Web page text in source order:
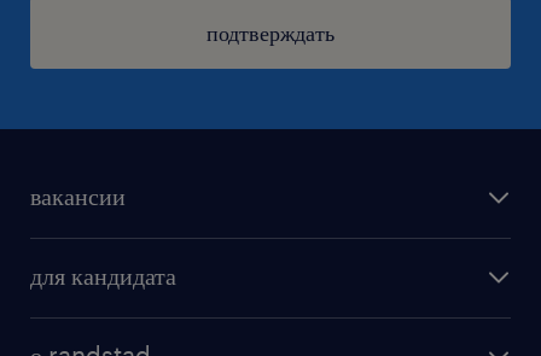
подтверждать
вакансии
бонусы для работников
для кандидата